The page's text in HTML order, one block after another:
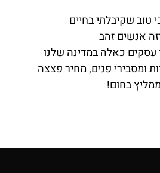
טוב שקיבלתי בחיים
אנשים זהב
עסקים כאלה במדינה שלנו
ומסבירי פנים, מחיר פצצה
ממליץ בחום!